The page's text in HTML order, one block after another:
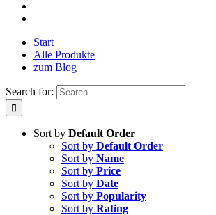
Start
Alle Produkte
zum Blog
Search for:
Sort by Default Order
Sort by Default Order
Sort by Name
Sort by Price
Sort by Date
Sort by Popularity
Sort by Rating